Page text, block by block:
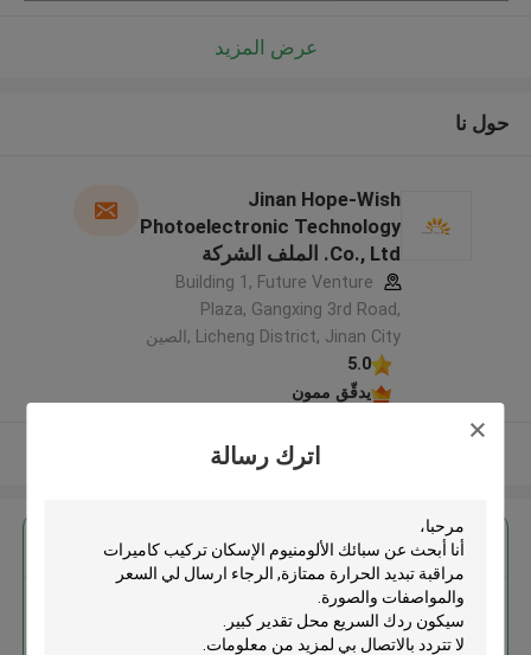
اترك رسالة
عرض المزيد
حول نا
Jinan Hope-Wish
Photoelectronic Technology
Co., Ltd. الملف الشركة
المصنعة
Building 1, Future Venture
Plaza, Gangxing 3rd Road,
Licheng District, Jinan City ,الصين
5.0
يدقّق ممون
عرض المزيد
احصل على افضل سعر ل
سبائك الألومنيوم الإسكان تركيب
كاميرات مراقبة تبديد الحرارة ممتازة